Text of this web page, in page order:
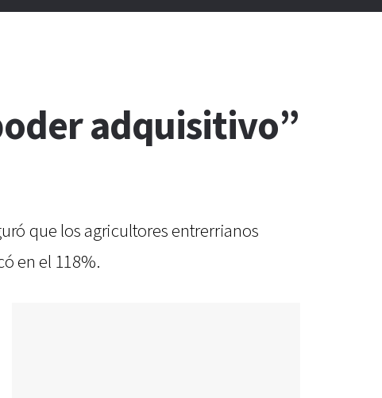
adquisitivo”
que los agricultores entrerrianos
en el 118%.